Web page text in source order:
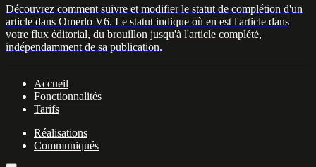
Découvrez comment suivre et modifier le statut de complétion d'un
article dans Omerlo V6. Le statut indique où en est l'article dans
votre flux éditorial, du brouillon jusqu'à l'article complété,
indépendamment de sa publication.
Accueil
Fonctionnalités
Tarifs
Réalisations
Communiqués